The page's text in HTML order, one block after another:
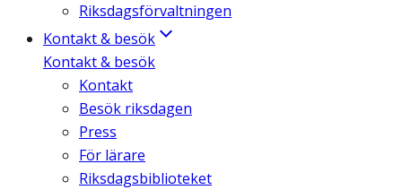
Riksdagsförvaltningen
Kontakt & besök
Kontakt & besök
Kontakt
Besök riksdagen
Press
För lärare
Riksdagsbiblioteket